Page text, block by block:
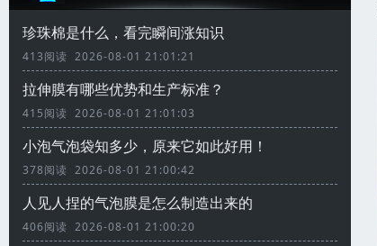
珍珠棉是什么，看完瞬间涨知识
413阅读 2026-08-01 21:01:21
拉伸膜有哪些优势和生产标准？
415阅读 2026-08-01 21:01:03
小泡气泡袋知多少，原来它如此好用！
378阅读 2026-08-01 21:00:42
人见人捏的气泡膜是怎么制造出来的
406阅读 2026-08-01 21:00:20